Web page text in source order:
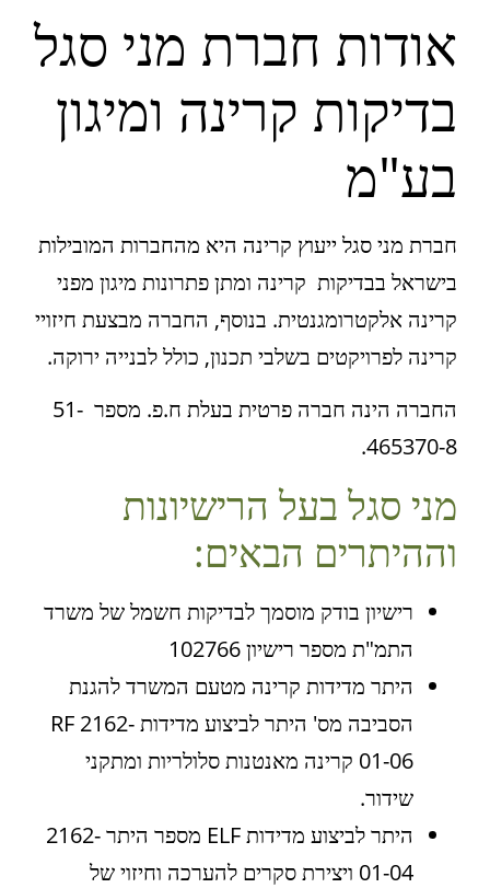
אודות חברת מני סגל
בדיקות קרינה ומיגון
בע"מ
חברת מני סגל ייעוץ קרינה היא מהחברות המובילות
בישראל בבדיקות קרינה ומתן פתרונות מיגון מפני
קרינה אלקטרומגנטית. בנוסף, החברה מבצעת חיזויי
קרינה לפרויקטים בשלבי תכנון, כולל לבנייה ירוקה.
החברה הינה חברה פרטית בעלת ח.פ. מספר 51-
465370-8.
מני סגל בעל הרישיונות
וההיתרים הבאים:
רישיון בודק מוסמך לבדיקות חשמל של משרד
התמ"ת מספר רישיון 102766
היתר מדידות קרינה מטעם המשרד להגנת
הסביבה מס' היתר לביצוע מדידות RF 2162-
01-06 קרינה מאנטנות סלולריות ומתקני
שידור.
היתר לביצוע מדידות ELF מספר היתר 2162-
01-04 ויצירת סקרים להערכה וחיזוי של